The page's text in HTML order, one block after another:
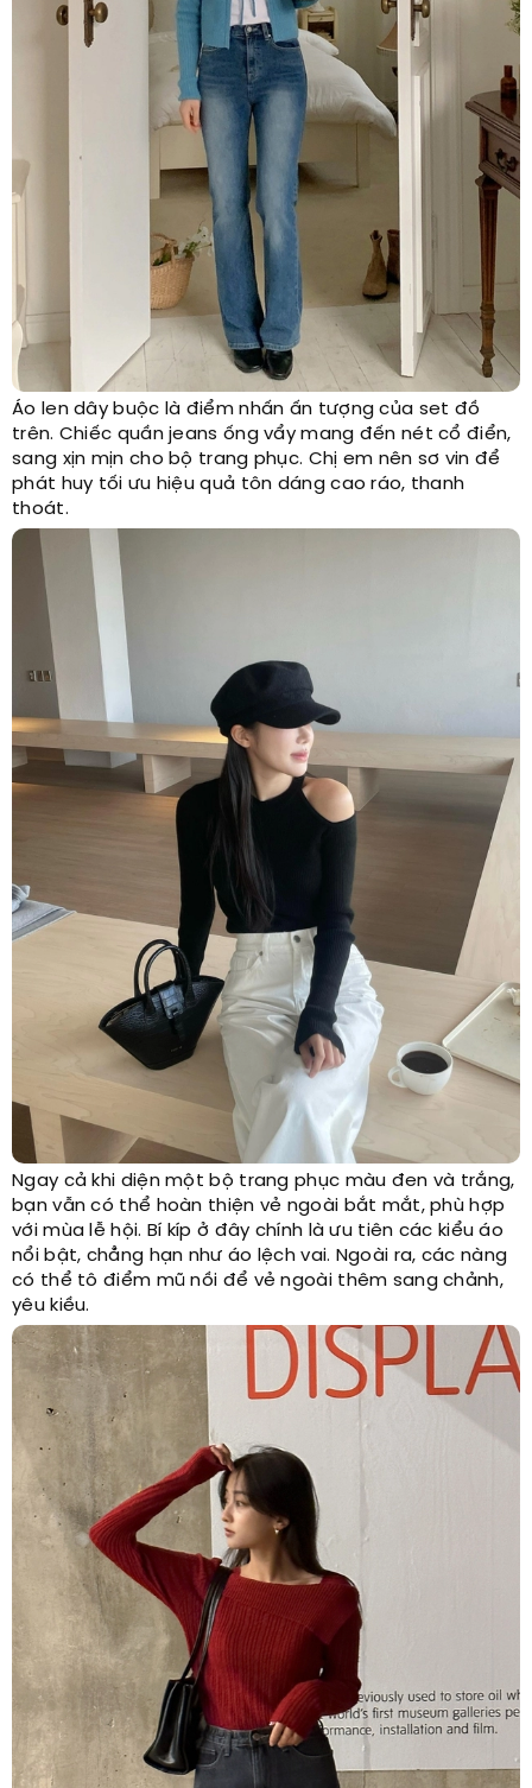
Áo len dây buộc là điểm nhấn ấn tượng của set đồ
trên. Chiếc quần jeans ống vẩy mang đến nét cổ điển,
sang xịn mịn cho bộ trang phục. Chị em nên sơ vin để
phát huy tối ưu hiệu quả tôn dáng cao ráo, thanh
thoát.
Ngay cả khi diện một bộ trang phục màu đen và trắng,
bạn vẫn có thể hoàn thiện vẻ ngoài bắt mắt, phù hợp
với mùa lễ hội. Bí kíp ở đây chính là ưu tiên các kiểu áo
nổi bật, chẳng hạn như áo lệch vai. Ngoài ra, các nàng
có thể tô điểm mũ nồi để vẻ ngoài thêm sang chảnh,
yêu kiều.